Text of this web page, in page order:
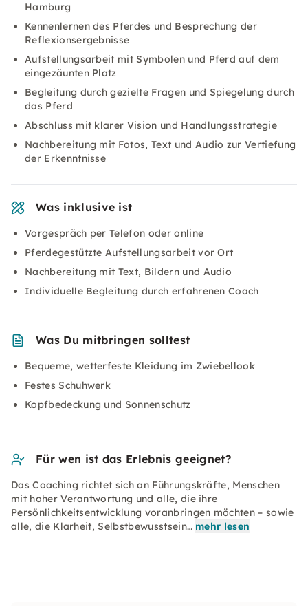
Hamburg
Kennenlernen des Pferdes und Besprechung der
Reflexionsergebnisse
Aufstellungsarbeit mit Symbolen und Pferd auf dem
eingezäunten Platz
Begleitung durch gezielte Fragen und Spiegelung durch
das Pferd
Abschluss mit klarer Vision und Handlungsstrategie
Nachbereitung mit Fotos, Text und Audio zur Vertiefung
der Erkenntnisse
Was inklusive ist
Vorgespräch per Telefon oder online
Pferdegestützte Aufstellungsarbeit vor Ort
Nachbereitung mit Text, Bildern und Audio
Individuelle Begleitung durch erfahrenen Coach
Was Du mitbringen solltest
Bequeme, wetterfeste Kleidung im Zwiebellook
Festes Schuhwerk
Kopfbedeckung und Sonnenschutz
Für wen ist das Erlebnis geeignet?
Das Coaching richtet sich an Führungskräfte, Menschen
mit hoher Verantwortung und alle, die ihre
Persönlichkeitsentwicklung voranbringen möchten – sowie
alle, die Klarheit, Selbstbewusstsein… mehr lesen